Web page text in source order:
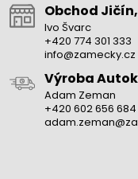
Obchod
Ivo Švarc
+420 774 301 333
info@zamecky.cz
Výroba
Adam Zeman
+420 602 656 684